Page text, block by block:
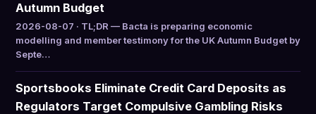
Autumn Budget
2026-08-07 · TL;DR — Bacta is preparing economic
modelling and member testimony for the UK Autumn Budget by
Septe…
Sportsbooks Eliminate Credit Card Deposits as
Regulators Target Compulsive Gambling Risks